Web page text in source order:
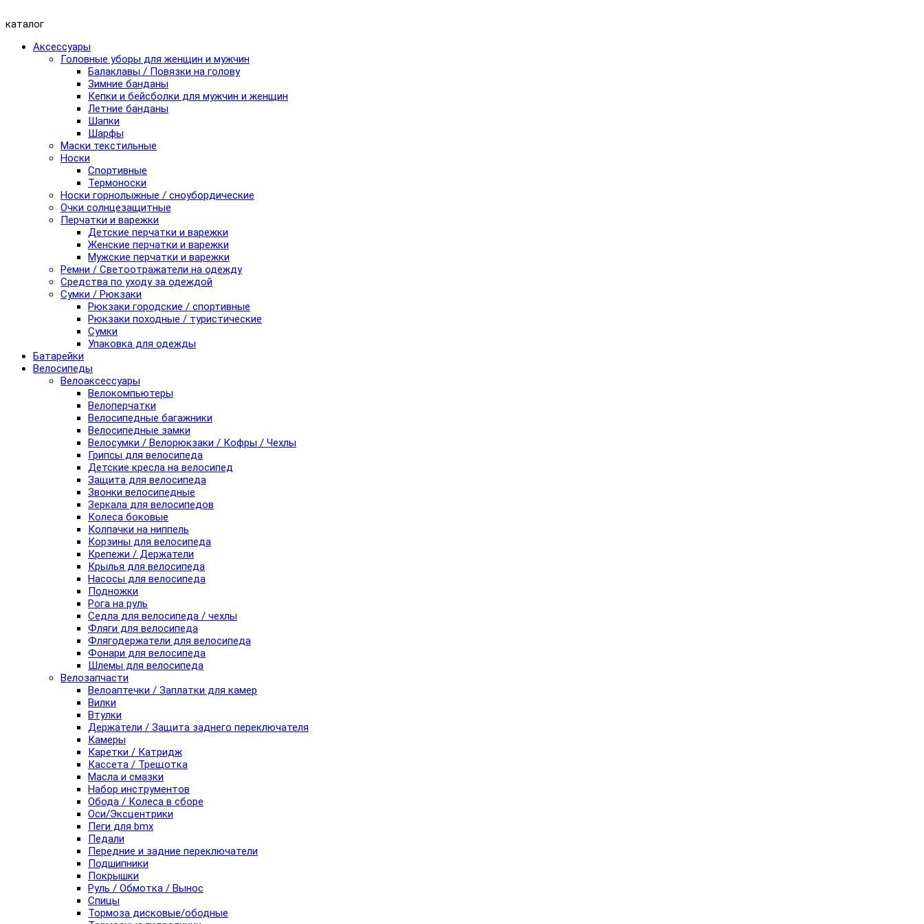
каталог
Аксессуары
Головные уборы для женщин и мужчин
Балаклавы / Повязки на голову
Зимние банданы
Кепки и бейсболки для мужчин и женщин
Летние банданы
Шапки
Шарфы
Маски текстильные
Носки
Спортивные
Термоноски
Носки горнолыжные / сноубордические
Очки солнцезащитные
Перчатки и варежки
Детские перчатки и варежки
Женские перчатки и варежки
Мужские перчатки и варежки
Ремни / Светоотражатели на одежду
Средства по уходу за одеждой
Сумки / Рюкзаки
Рюкзаки городские / спортивные
Рюкзаки походные / туристические
Сумки
Упаковка для одежды
Батарейки
Велосипеды
Велоаксессуары
Велокомпьютеры
Велоперчатки
Велосипедные багажники
Велосипедные замки
Велосумки / Велорюкзаки / Кофры / Чехлы
Грипсы для велосипеда
Детские кресла на велосипед
Защита для велосипеда
Звонки велосипедные
Зеркала для велосипедов
Колеса боковые
Колпачки на ниппель
Корзины для велосипеда
Крепежи / Держатели
Крылья для велосипеда
Насосы для велосипеда
Подножки
Рога на руль
Седла для велосипеда / чехлы
Фляги для велосипеда
Флягодержатели для велосипеда
Фонари для велосипеда
Шлемы для велосипеда
Велозапчасти
Велоаптечки / Заплатки для камер
Вилки
Втулки
Держатели / Защита заднего переключателя
Камеры
Каретки / Катридж
Кассета / Трещотка
Масла и смазки
Набор инструментов
Обода / Колеса в сборе
Оси/Эксцентрики
Пеги для bmx
Педали
Передние и задние переключатели
Подшипники
Покрышки
Руль / Обмотка / Вынос
Спицы
Тормоза дисковые/ободные